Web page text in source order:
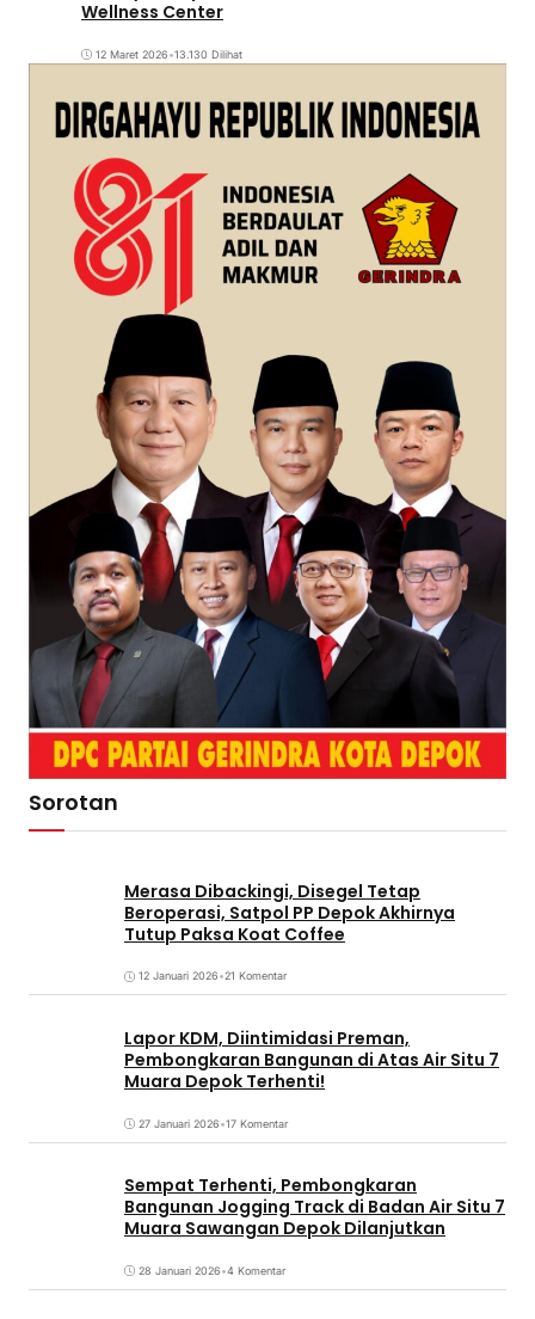
Wellness Center
12 Maret 2026•13.130 Dilihat
Sorotan
Merasa Dibackingi, Disegel Tetap
Beroperasi, Satpol PP Depok Akhirnya
Tutup Paksa Koat Coffee
12 Januari 2026•21 Komentar
Lapor KDM, Diintimidasi Preman,
Pembongkaran Bangunan di Atas Air Situ 7
Muara Depok Terhenti!
27 Januari 2026•17 Komentar
Sempat Terhenti, Pembongkaran
Bangunan Jogging Track di Badan Air Situ 7
Muara Sawangan Depok Dilanjutkan
28 Januari 2026•4 Komentar